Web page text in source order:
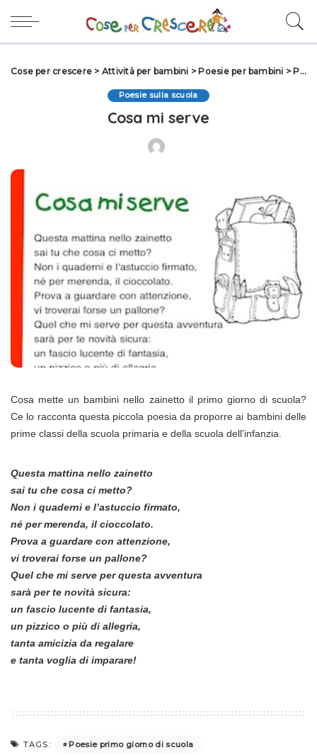
Cose per crescere > Attività per bambini > Poesie per bambini > Poesie sulla scuola
Poesie sulla scuola
Cosa mi serve
Cosa mette un bambini nello zainetto il primo giorno di scuola?
Ce lo racconta questa piccola poesia da proporre ai bambini delle
prime classi della scuola primaria e della scuola dell’infanzia.
Questa mattina nello zainetto
sai tu che cosa ci metto?
Non i quaderni e l’astuccio firmato,
né per merenda, il cioccolato.
Prova a guardare con attenzione,
vi troverai forse un pallone?
Quel che mi serve per questa avventura
sarà per te novità sicura:
un fascio lucente di fantasia,
un pizzico o più di allegria,
tanta amicizia da regalare
e tanta voglia di imparare!
TAGS: Poesie primo giorno di scuola